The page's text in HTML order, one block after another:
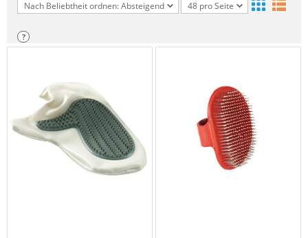
Nach Beliebtheit ordnen: Absteigend 48 pro Seite
?